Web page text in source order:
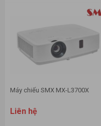
Máy chiếu SMX MX-L3700X
Liên hệ